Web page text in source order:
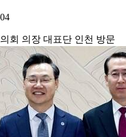
회 의장 대표단 인천 방문